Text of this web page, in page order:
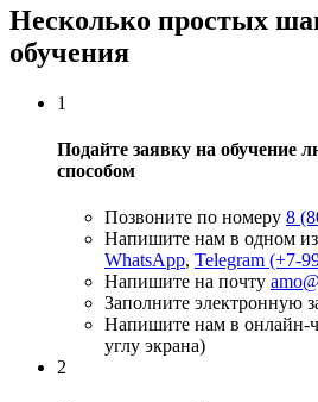
Несколько простых
обучения
1
Подайте заявку на обучение
способом
Позвоните по номеру 8
Напишите нам в одном
WhatsApp, Telegram (+7-
Напишите на почту
Заполните электронную
Напишите нам в онлайн-
углу экрана)
2